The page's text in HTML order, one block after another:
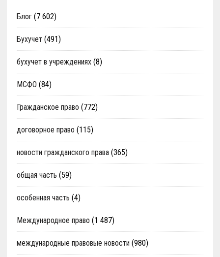
Блог(7 602)
Бухучет(491)
бухучет в учреждениях(8)
МСФО (84)
Гражданское право (772)
договорное право (115)
новости гражданского права(365)
общая часть (59)
особенная часть (4)
Международное право (1 487)
международные правовые новости (980)